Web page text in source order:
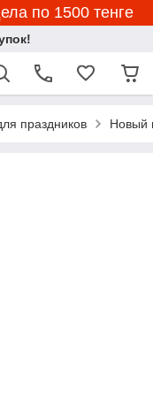
по 1500 тенге
праздников Новый